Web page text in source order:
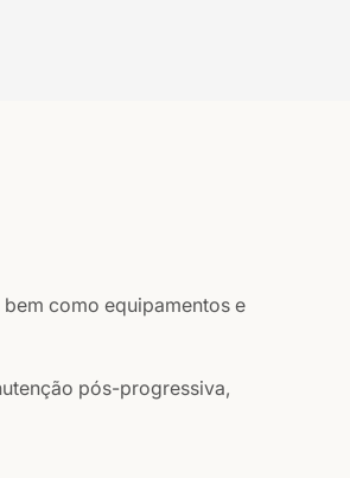
como equipamentos e
pós-progressiva,